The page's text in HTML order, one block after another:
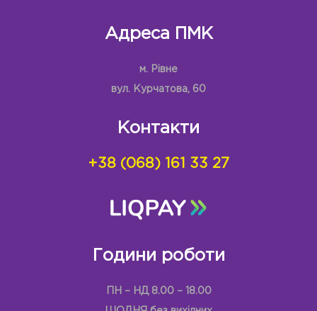
Адреса ПМК
м. Рівне
вул. Курчатова, 60
Контакти
+38 (068) 161 33 27
Години роботи
ПН – НД 8.00 – 18.00